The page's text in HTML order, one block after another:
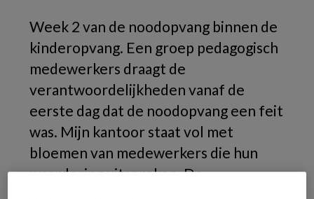
Week 2 van de noodopvang binnen de
kinderopvang. Een groep pedagogisch
medewerkers draagt de
verantwoordelijkheden vanaf de
eerste dag dat de noodopvang een feit
was. Mijn kantoor staat vol met
bloemen van medewerkers die hun
waardering uitspreken. De